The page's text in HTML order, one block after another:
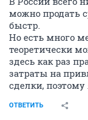
можно продать
быстр.
Но есть много
теоретически
здесь как раз
затраты на
сделки,
ОТВЕТИТЬ